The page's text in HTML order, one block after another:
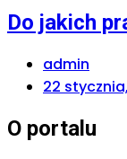
Do jakich
admin
22
O portalu